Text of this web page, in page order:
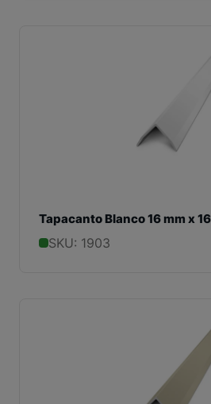
Tapacanto Blanco 16 mm x
SKU: 1903